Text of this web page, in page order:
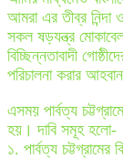
আমরা এর তীব্র নিন্দা
সকল ষড়যন্ত্র
বিচ্ছিন্নতাবাদী
পরিচালনা করার
এসময় পার্বত্য
হয়। দাবি সমূহ হলো-
১. পার্বত্য চট্টগ্রামের